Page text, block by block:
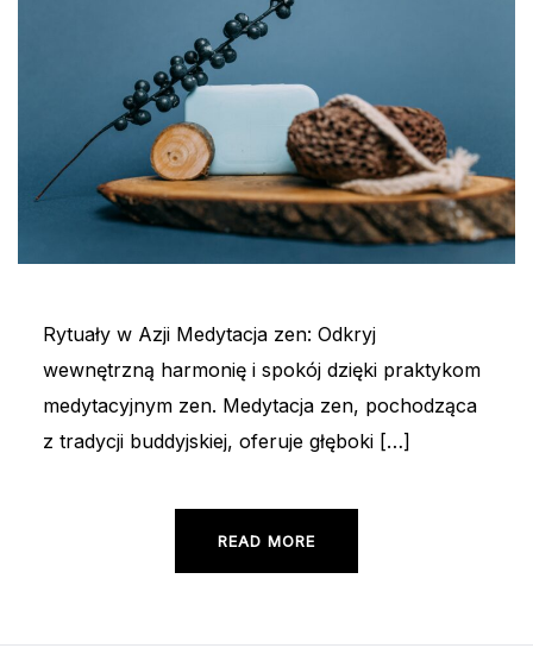
Rytuały w Azji Medytacja zen: Odkryj
wewnętrzną harmonię i spokój dzięki praktykom
medytacyjnym zen. Medytacja zen, pochodząca
z tradycji buddyjskiej, oferuje głęboki […]
READ MORE